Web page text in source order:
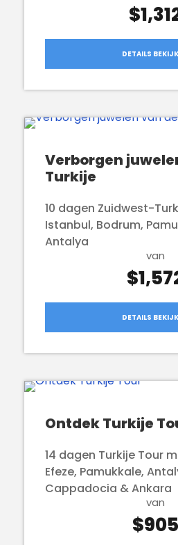
DETAILS
Verborgen
Turkije
10 dagen Zuidwest-
Istanbul, Bodrum,
Antalya
van
DETAILS
Ontdek Turkije
14 dagen Turkije Tour
Efeze, Pamukkale,
Cappadocia & Ankara
van
$905